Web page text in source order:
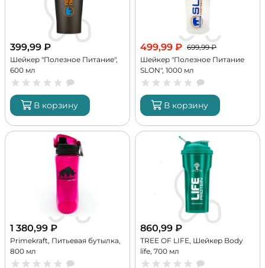
399,99 ₽
Шейкер "Полезное Питание",
600 мл
В корзину
499,99 ₽ 699,99₽
Шейкер "Полезное Питание
SLON", 1000 мл
В корзину
1 380,99 ₽
Primekraft, Питьевая бутылка,
800 мл
860,99 ₽
TREE OF LIFE, Шейкер Body
life, 700 мл